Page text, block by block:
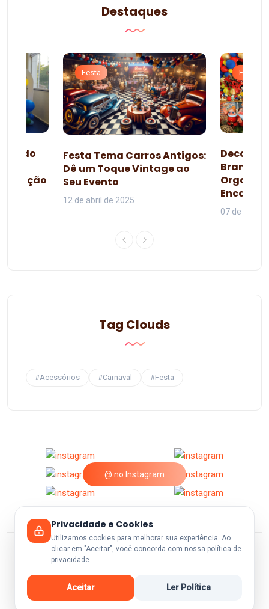
Destaques
do
Festa
Festa Tema Carros Antigos:
Dê um Toque Vintage ao
Seu Evento
12 de abril de 2025
Festa
Branca
07 de junho
Tag Clouds
#Acessórios #Carnaval #Festa
@ no Instagram
Privacidade e Cookies
Utilizamos cookies para melhorar sua experiência. Ao
clicar em "Aceitar", você concorda com nossa política de
privacidade.
Aceitar Ler Política